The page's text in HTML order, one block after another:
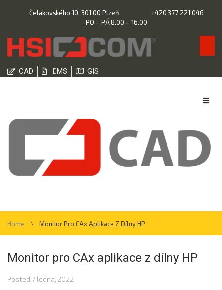
Čelakovského 10, 301 00 Plzeň
+420 377 221 046
PO – PÁ 8.00 – 16.00
CAD DMS GIS
Home \ Monitor Pro CAx Aplikace Z Dílny HP
Monitor pro CAx aplikace z dílny HP
Posted 7 ledna, 2022